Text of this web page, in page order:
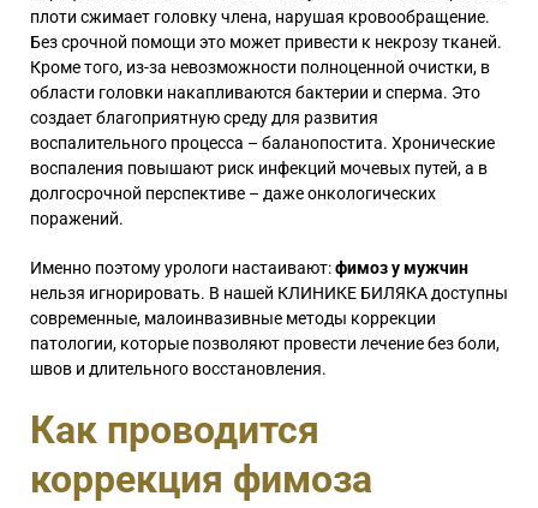
плоти сжимает головку члена, нарушая кровообращение.
Без срочной помощи это может привести к некрозу тканей.
Кроме того, из-за невозможности полноценной очистки, в
области головки накапливаются бактерии и сперма. Это
создает благоприятную среду для развития
воспалительного процесса – баланопостита. Хронические
воспаления повышают риск инфекций мочевых путей, а в
долгосрочной перспективе – даже онкологических
поражений.
Именно поэтому урологи настаивают:фимоз у мужчин
нельзя игнорировать. В нашей КЛИНИКЕ БИЛЯКА доступны
современные, малоинвазивные методы коррекции
патологии, которые позволяют провести лечение без боли,
швов и длительного восстановления.
Как проводится
коррекция фимоза